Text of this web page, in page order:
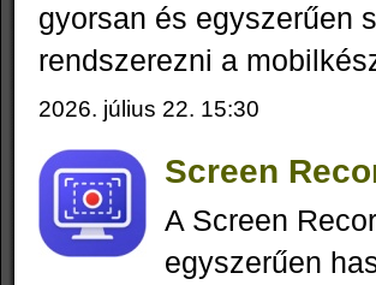
gyorsan és egyszerűen
rendszerezni a
2026. július 22. 15:30
Screen
A Screen
egyszerűen